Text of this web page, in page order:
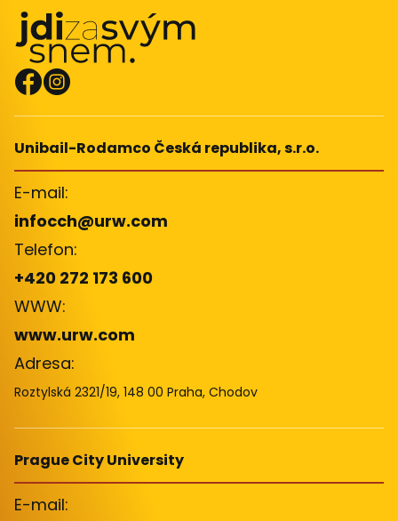
Unibail-Rodamco Česká republika, s.r.o.
E-mail:
infocch@urw.com
Telefon:
+420 272 173 600
WWW:
www.urw.com
Adresa:
Roztylská 2321/19, 148 00 Praha, Chodov
Prague City University
E-mail: